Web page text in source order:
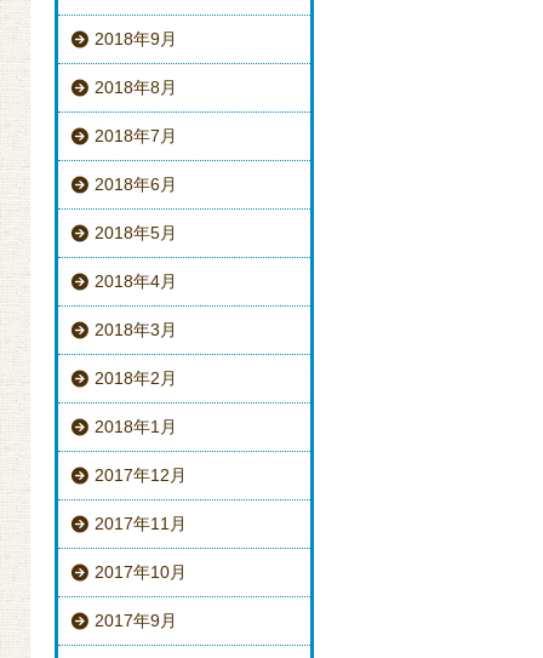
2018年9月
2018年8月
2018年7月
2018年6月
2018年5月
2018年4月
2018年3月
2018年2月
2018年1月
2017年12月
2017年11月
2017年10月
2017年9月